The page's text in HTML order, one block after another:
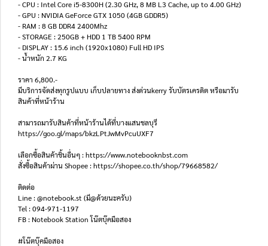
- CPU : Intel Core i5-8300H (2.30 GHz, 8 MB L3 Cache, up to 4.00 GHz)
- GPU : NVIDIA GeForce GTX 1050 (4GB GDDR5)
- RAM : 8 GB DDR4 2400Mhz
- STORAGE : 250GB + HDD 1 TB 5400 RPM
- DISPLAY : 15.6 inch (1920x1080) Full HD IPS
- น้ำหนัก 2.7 KG
ราคา 6,800.-
มีบริการจัดส่งทุกรูปแบบ เก็บปลายทาง ส่งด่วนkerry รับบัตรเครดิต หรือมารับ
สินค้าที่หน้าร้าน
สามารถมารับสินค้าที่หน้าร้านได้ที่บางแสนชลบุรี
https://goo.gl/maps/bkzLPtJwMvPcuUXF7
เลือกซื้อสินค้าชิ้นอื่นๆ : https://www.notebooknbst.com
สั่งซื้อสินค้าผ่าน Shopee : https://shopee.co.th/shop/79668582/
ติดต่อ
Line : @notebook.st (มี@ด้วยนะครับ)
Tel : 094-971-1197
FB : Notebook Station โน๊ตบุ๊คมือสอง
#โน๊ตบุ๊คมือสอง